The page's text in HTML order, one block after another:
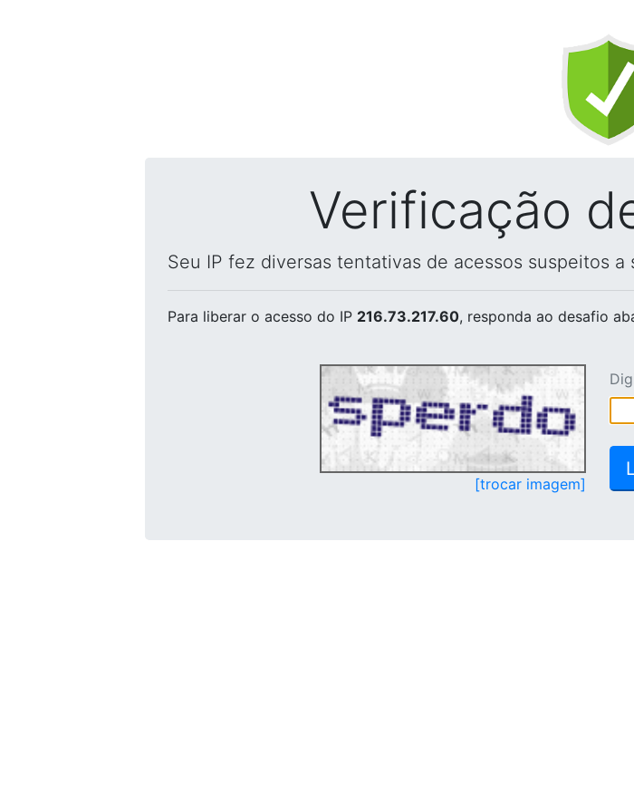
Verificação
Seu IP fez diversas tentativas de acessos suspeitos
Para liberar o acesso do IP 216.73.217.60, responda ao desafio
[trocar imagem]